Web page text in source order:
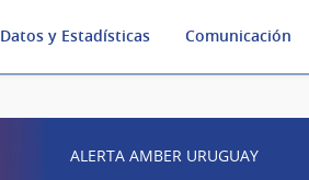
Datos y Estadísticas Comunicación
ALERTA AMBER URUGUAY